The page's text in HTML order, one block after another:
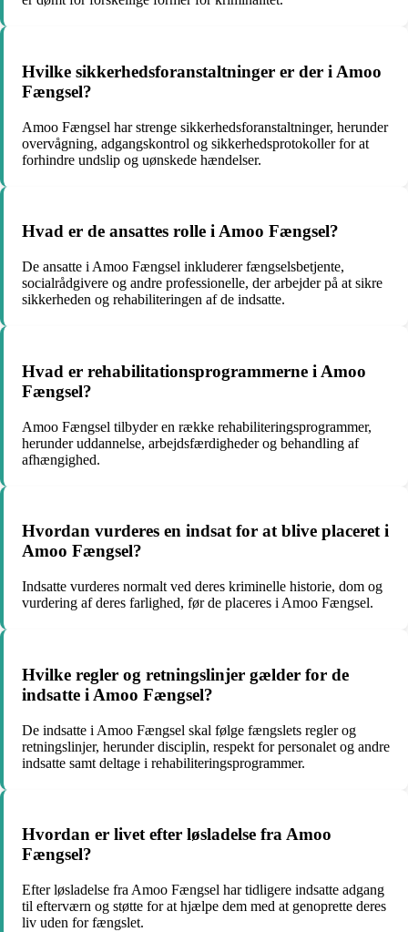
Hvilke sikkerhedsforanstaltninger er der i Amoo
Fængsel?
Amoo Fængsel har strenge sikkerhedsforanstaltninger, herunder
overvågning, adgangskontrol og sikkerhedsprotokoller for at
forhindre undslip og uønskede hændelser.
Hvad er de ansattes rolle i Amoo Fængsel?
De ansatte i Amoo Fængsel inkluderer fængselsbetjente,
socialrådgivere og andre professionelle, der arbejder på at sikre
sikkerheden og rehabiliteringen af de indsatte.
Hvad er rehabilitationsprogrammerne i Amoo
Fængsel?
Amoo Fængsel tilbyder en række rehabiliteringsprogrammer,
herunder uddannelse, arbejdsfærdigheder og behandling af
afhængighed.
Hvordan vurderes en indsat for at blive placeret i
Amoo Fængsel?
Indsatte vurderes normalt ved deres kriminelle historie, dom og
vurdering af deres farlighed, før de placeres i Amoo Fængsel.
Hvilke regler og retningslinjer gælder for de
indsatte i Amoo Fængsel?
De indsatte i Amoo Fængsel skal følge fængslets regler og
retningslinjer, herunder disciplin, respekt for personalet og andre
indsatte samt deltage i rehabiliteringsprogrammer.
Hvordan er livet efter løsladelse fra Amoo
Fængsel?
Efter løsladelse fra Amoo Fængsel har tidligere indsatte adgang
til efterværn og støtte for at hjælpe dem med at genoprette deres
liv uden for fængslet.